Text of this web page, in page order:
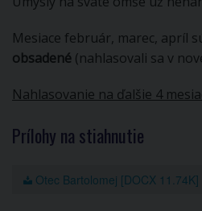
Mesiace február, marec, apríl
obsadené (nahlasovali sa v
Nahlasovanie na ďalšie 4
Prílohy na stiahnutie
Otec Bartolomej [DOCX 11.74K]